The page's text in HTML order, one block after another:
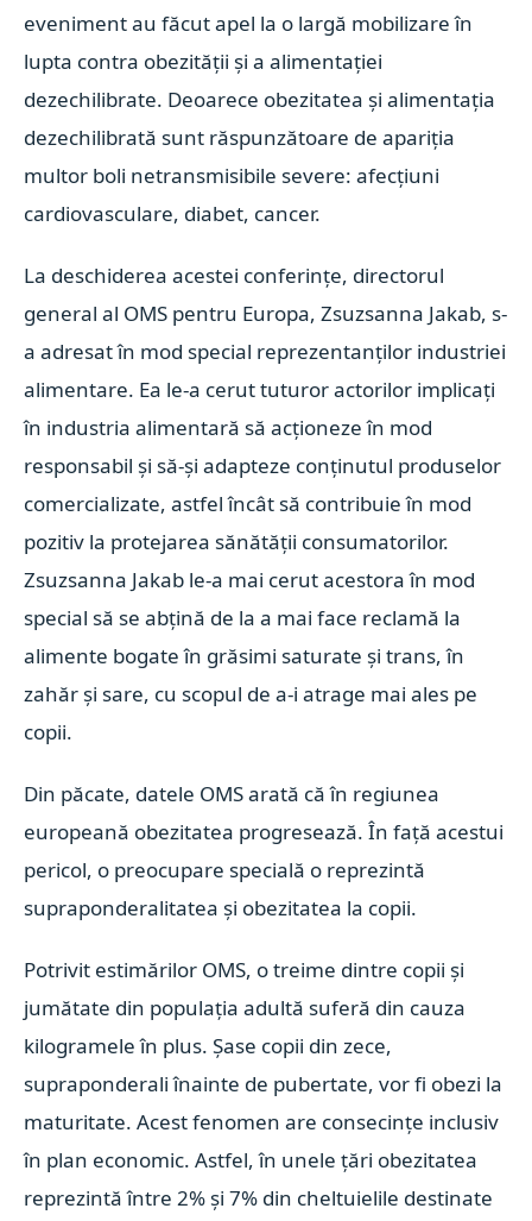
eveniment au făcut apel la o largă mobilizare în
lupta contra obezităţii şi a alimentaţiei
dezechilibrate. Deoarece obezitatea şi alimentaţia
dezechilibrată sunt răspunzătoare de apariţia
multor boli netransmisibile severe: afecţiuni
cardiovasculare, diabet, cancer.
La deschiderea acestei conferinţe, directorul
general al OMS pentru Europa, Zsuzsanna Jakab, s-
a adresat în mod special reprezentanţilor industriei
alimentare. Ea le-a cerut tuturor actorilor implicaţi
în industria alimentară să acţioneze în mod
responsabil şi să-şi adapteze conţinutul produselor
comercializate, astfel încât să contribuie în mod
pozitiv la protejarea sănătăţii consumatorilor.
Zsuzsanna Jakab le-a mai cerut acestora în mod
special să se abţină de la a mai face reclamă la
alimente bogate în grăsimi saturate şi trans, în
zahăr şi sare, cu scopul de a-i atrage mai ales pe
copii.
Din păcate, datele OMS arată că în regiunea
europeană obezitatea progresează. În faţă acestui
pericol, o preocupare specială o reprezintă
supraponderalitatea şi obezitatea la copii.
Potrivit estimărilor OMS, o treime dintre copii şi
jumătate din populaţia adultă suferă din cauza
kilogramele în plus. Şase copii din zece,
supraponderali înainte de pubertate, vor fi obezi la
maturitate. Acest fenomen are consecinţe inclusiv
în plan economic. Astfel, în unele ţări obezitatea
reprezintă între 2% şi 7% din cheltuielile destinate